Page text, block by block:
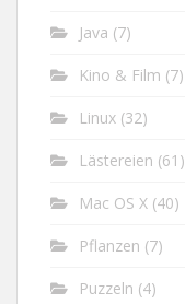
Java (7)
Kino & Film (7)
Linux (32)
Lästereien (61)
Mac OS X (40)
Pflanzen (7)
Puzzeln (4)